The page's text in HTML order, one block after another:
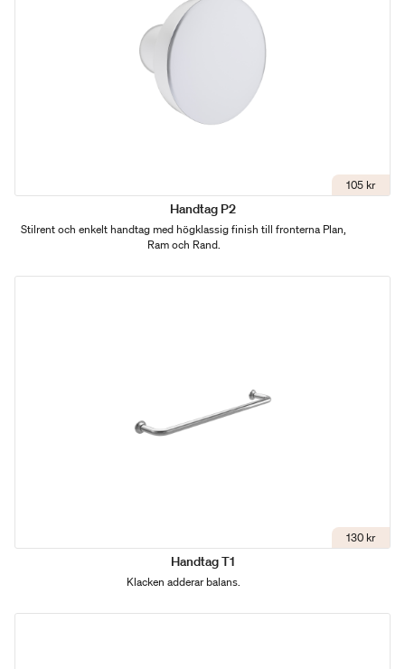
105 kr
Handtag P2
Stilrent och enkelt handtag med högklassig finish till fronterna Plan,
Ram och Rand.
130 kr
Handtag T1
Klacken adderar balans.